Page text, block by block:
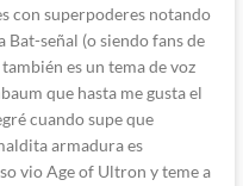
con superpoderes notando
Bat-señal (o siendo fans de
es un tema de voz
que hasta me gusta el
cuando supe que
armadura es
vio Age of Ultron y teme a